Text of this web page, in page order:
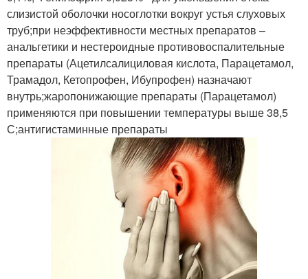
слизистой оболочки носоглотки вокруг устья слуховых
труб;при неэффективности местных препаратов –
анальгетики и нестероидные противовоспалительные
препараты (Ацетилсалициловая кислота, Парацетамол,
Трамадол, Кетопрофен, Ибупрофен) назначают
внутрь;жаропонижающие препараты (Парацетамол)
применяются при повышении температуры выше 38,5
С;антигистаминные препараты